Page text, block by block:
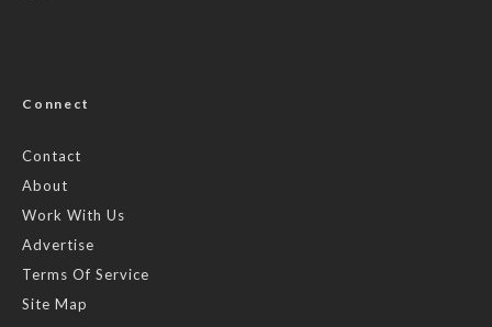
Connect
Contact
About
Work With Us
Advertise
Terms Of Service
Site Map